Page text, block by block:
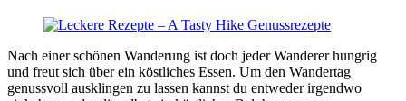
Nach einer schönen Wanderung ist doch jeder Wanderer hungrig
und freut sich über ein köstliches Essen. Um den Wandertag
genussvoll ausklingen zu lassen kannst du entweder irgendwo